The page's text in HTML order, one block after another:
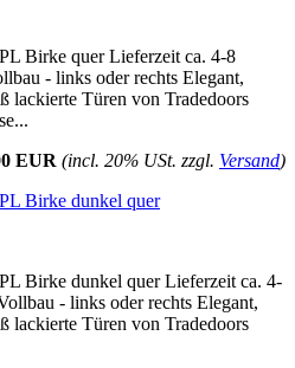
Birke quer Lieferzeit ca. 4-8
- links oder rechts Elegant,
lackierte Türen von Tradedoors
EUR (incl. 20% USt. zzgl. Versand)
Birke dunkel quer
Birke dunkel quer Lieferzeit ca. 4-
- links oder rechts Elegant,
lackierte Türen von Tradedoors